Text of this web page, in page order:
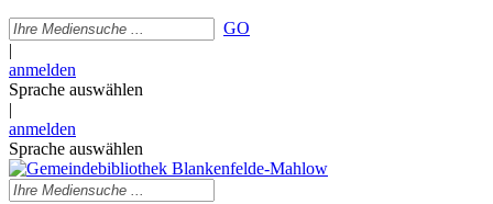
GO
|
anmelden
Sprache auswählen
|
anmelden
Sprache auswählen